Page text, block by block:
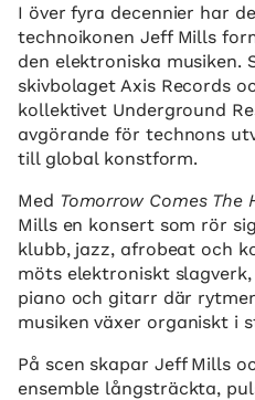
I över fyra decennier har
technoikonen Jeff Mills
den elektroniska musiken.
skivbolaget Axis Records
kollektivet Underground
avgörande för technons
till global konstform.
Med Tomorrow Comes The
Mills en konsert som rör
klubb, jazz, afrobeat och
möts elektroniskt
piano och gitarr där
musiken växer organiskt i
På scen skapar Jeff Mills
ensemble långsträckta,